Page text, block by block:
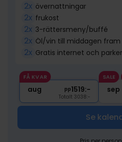
2x övernattningar
2x frukost
2x 3-rättersmeny/buffé
2x Öl/vin till middagen fram
2x Gratis internet och
FÅ KVAR
aug pp1519:-
Totalt 3038:-
SALE
sep
Se